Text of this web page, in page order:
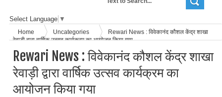
Select Language ▼
Home Uncategories
Rewari News : विवेकानंद कौशल केंद्र शाखा
रेवाड़ी द्वारा वार्षिक उत्सव कार्यक्रम का आयोजन किया गया
Rewari News : विवेकानंद कौशल केंद्र शाखा
रेवाड़ी द्वारा वार्षिक उत्सव कार्यक्रम का
आयोजन किया गया